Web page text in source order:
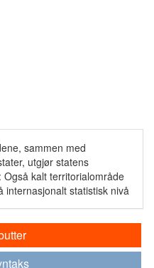
sammen med
utgjør statens
kalt territorialområde
internasjonalt statistisk nivå